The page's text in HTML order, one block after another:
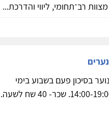
רב־תחומי, ליווי והדרכת...
בסיכון פעם בשבוע בימי
ראשון בצהריים בין השעות 14:00-19:00. שכר- 40 שח לשעה.